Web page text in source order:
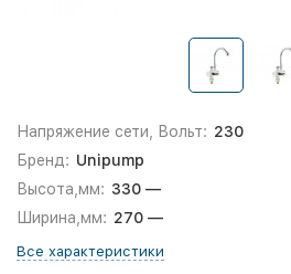
Напряжение сети, Вольт: 230
Бренд: Unipump
Высота,мм: 330 —
Ширина,мм: 270 —
Все характеристики